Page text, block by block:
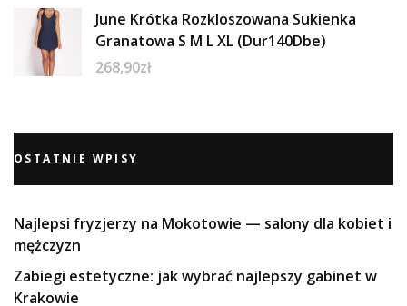
June Krótka Rozkloszowana Sukienka
Granatowa S M L XL (Dur140Dbe)
268,90zł
OSTATNIE WPISY
Najlepsi fryzjerzy na Mokotowie — salony dla kobiet i
mężczyzn
Zabiegi estetyczne: jak wybrać najlepszy gabinet w
Krakowie